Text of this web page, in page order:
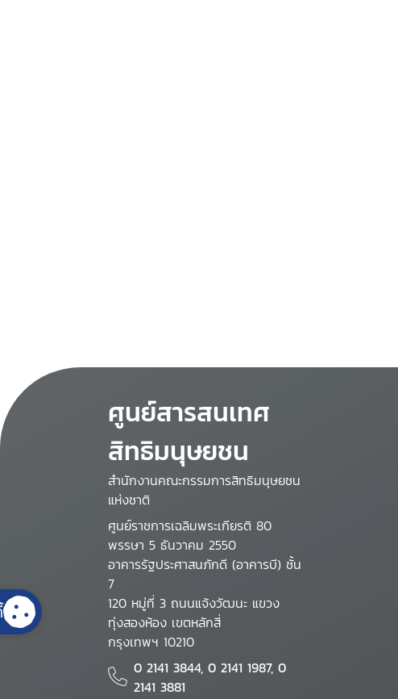
ศูนย์สารสนเทศ
สิทธิมนุษยชน
สำนักงานคณะกรรมการสิทธิมนุษยชน
แห่งชาติ
ศูนย์ราชการเฉลิมพระเกียรติ 80
พรรษา 5 ธันวาคม 2550
อาคารรัฐประศาสนภักดี (อาคารบี) ชั้น
7
120 หมู่ที่ 3 ถนนแจ้งวัฒนะ แขวง
ทุ่งสองห้อง เขตหลักสี่
กรุงเทพฯ 10210
0 2141 3844, 0 2141 1987, 0
2141 3881